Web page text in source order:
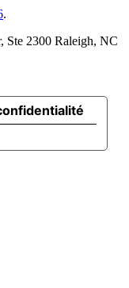
.
Ste 2300 Raleigh, NC